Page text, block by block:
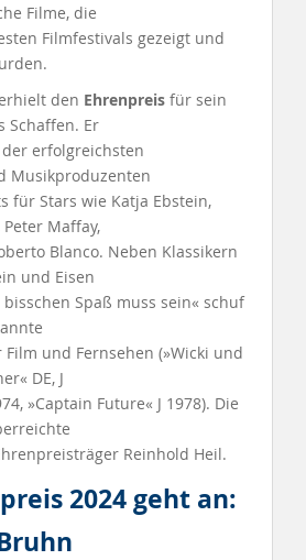
Filme, die
Filmfestivals gezeigt und
erhielt den Ehrenpreis für sein
Schaffen. Er
erfolgreichsten
Musikproduzenten
für Stars wie Katja Ebstein,
Maffay,
Blanco. Neben Klassikern
und Eisen
Spaß muss sein« schuf
und Fernsehen (»Wicki und
DE, J
»Captain Future« J 1978). Die
Reinhold Heil.
2024 geht an: